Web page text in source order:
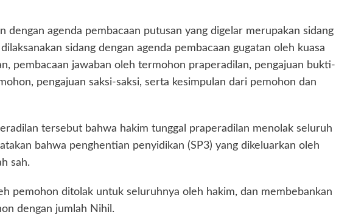
dengan agenda pembacaan putusan yang digelar merupakan sidang
sidang dengan agenda pembacaan gugatan oleh kuasa
pembacaan jawaban oleh termohon praperadilan, pengajuan bukti-
pengajuan saksi-saksi, serta kesimpulan dari pemohon dan
tersebut bahwa hakim tunggal praperadilan menolak seluruh
bahwa penghentian penyidikan (SP3) yang dikeluarkan oleh
sah.
pemohon ditolak untuk seluruhnya oleh hakim, dan membebankan
dengan jumlah Nihil.